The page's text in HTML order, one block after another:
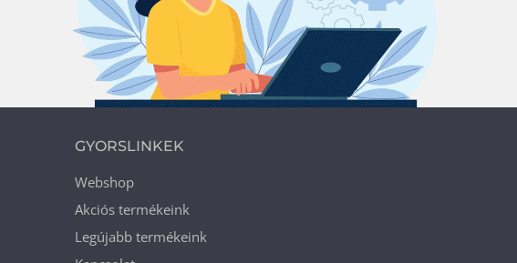
GYORSLINKEK
Webshop
Akciós termékeink
Legújabb termékeink